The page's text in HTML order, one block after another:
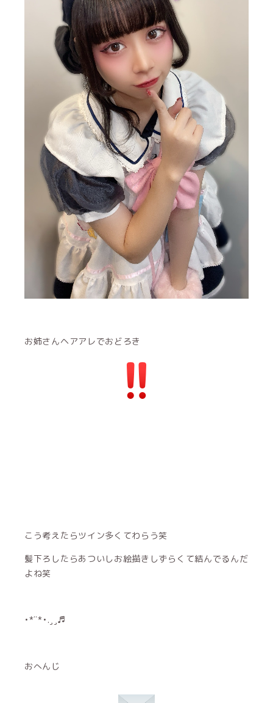
お姉さんヘアアレでおどろき
こう考えたらツイン多くてわらう笑
髪下ろしたらあついしお絵描きしずらくて結んでるんだ
よね笑
•*¨*•.¸¸♬︎
おへんじ